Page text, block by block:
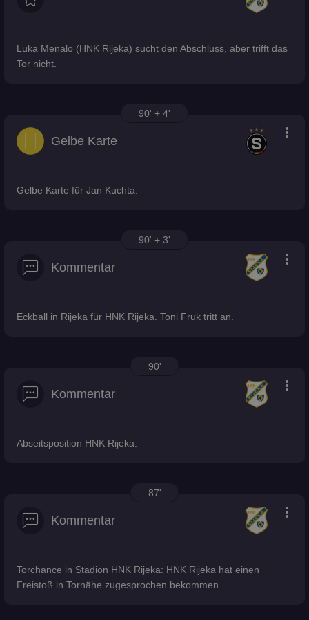
Luka Menalo (HNK Rijeka) sucht den Abschluss, aber trifft das
Tor nicht.
90' + 4'
Gelbe Karte more_vert
Gelbe Karte für Jan Kuchta.
90' + 3'
Kommentar more_vert
Eckball in Rijeka für HNK Rijeka. Toni Fruk tritt an.
90'
Kommentar more_vert
Abseitsposition HNK Rijeka.
87'
Kommentar more_vert
Torchance in Stadion HNK Rijeka: HNK Rijeka hat einen
Freistoß in Tornähe zugesprochen bekommen.